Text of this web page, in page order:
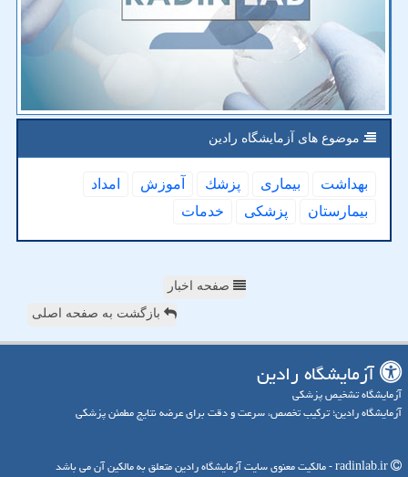
موضوع های آزمایشگاه رادین
بهداشت بیماری پزشك آموزش
امداد
بیمارستان
پزشكی خدمات
صفحه اخبار
بازگشت به صفحه اصلی
آزمایشگاه رادین
آزمایشگاه تشخیص پزشکی
آزمایشگاه رادین؛ ترکیب تخصص، سرعت و دقت برای عرضه نتایج مطمئن پزشکی